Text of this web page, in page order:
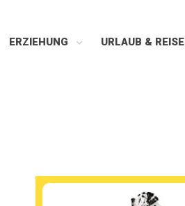
ERZIEHUNG URLAUB & REISE